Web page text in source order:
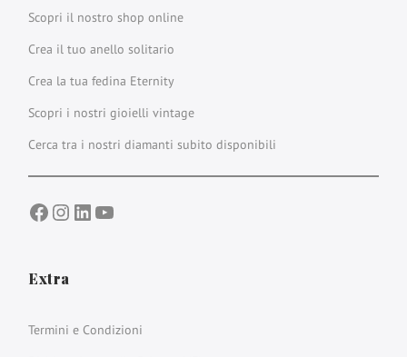
Scopri il nostro shop online
Crea il tuo anello solitario
Crea la tua fedina Eternity
Scopri i nostri gioielli vintage
Cerca tra i nostri diamanti subito disponibili
Facebook
Instagram
LinkedIn
YouTube
Extra
Termini e Condizioni